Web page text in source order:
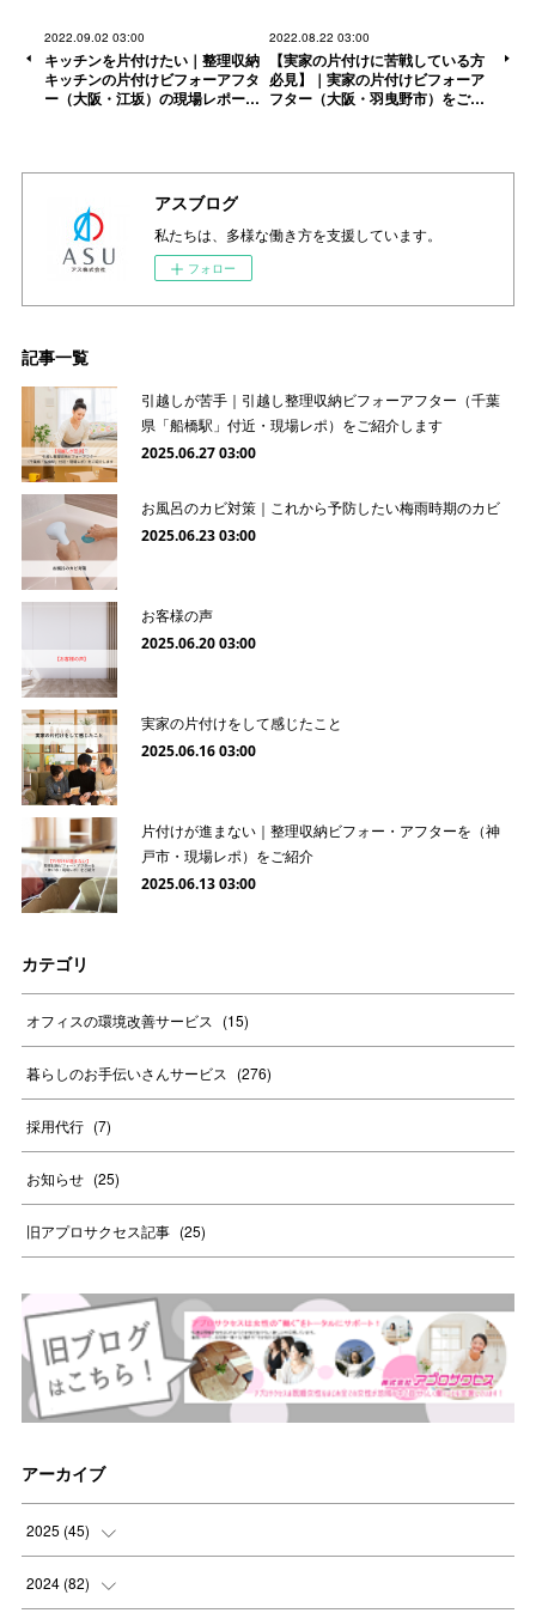
2022.09.02 03:00
キッチンを片付けたい｜整理収納
キッチンの片付けビフォーアフタ
ー（大阪・江坂）の現場レポー…
2022.08.22 03:00
【実家の片付けに苦戦している方
必見】｜実家の片付けビフォーア
フター（大阪・羽曳野市）をご…
アスブログ
私たちは、多様な働き方を支援しています。
フォロー
記事一覧
引越しが苦手｜引越し整理収納ビフォーアフター（千葉
県「船橋駅」付近・現場レポ）をご紹介します
2025.06.27 03:00
お風呂のカビ対策｜これから予防したい梅雨時期のカビ
2025.06.23 03:00
お客様の声
2025.06.20 03:00
実家の片付けをして感じたこと
2025.06.16 03:00
片付けが進まない｜整理収納ビフォー・アフターを（神
戸市・現場レポ）をご紹介
2025.06.13 03:00
カテゴリ
オフィスの環境改善サービス (15)
暮らしのお手伝いさんサービス (276)
採用代行 (7)
お知らせ (25)
旧アプロサクセス記事 (25)
アーカイブ
2025 (45)
(8
2024 (82)